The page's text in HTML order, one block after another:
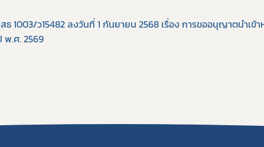
1003/ว15482 ลงวันที่ 1 กันยายน 2568 เรื่อง การขออนุญาตนำเข้
พ.ศ. 2569